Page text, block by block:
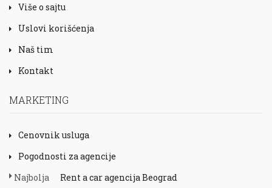
Više o sajtu
Uslovi korišćenja
Naš tim
Kontakt
MARKETING
Cenovnik usluga
Pogodnosti za agencije
Najbolja
Rent a car agencija Beograd